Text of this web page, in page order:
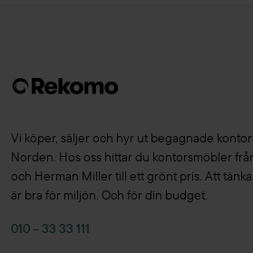
Vi köper, säljer och hyr ut begagnade
Norden. Hos oss hittar du kontorsmöbler
och Herman Miller till ett grönt pris. Att
är bra för miljön. Och för din budget.
010 – 33 33 111